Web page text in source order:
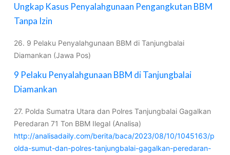
Ungkap Kasus Penyalahgunaan Pengangkutan BBM
Tanpa Izin
26. 9 Pelaku Penyalahgunaan BBM di Tanjungbalai
Diamankan (Jawa Pos)
9 Pelaku Penyalahgunaan BBM di Tanjungbalai
Diamankan
27. Polda Sumatra Utara dan Polres Tanjungbalai Gagalkan
Peredaran 71 Ton BBM Ilegal (Analisa)
http://analisadaily.com/berita/baca/2023/08/10/1045163/p
olda-sumut-dan-polres-tanjungbalai-gagalkan-peredaran-